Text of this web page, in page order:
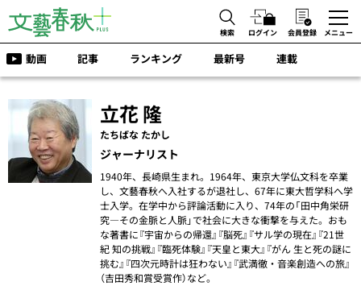
検索 ログイン 会員登録 メニュー
動画 記事 ランキング 最新号 連載
立花 隆
たちばな たかし
ジャーナリスト
1940年、長崎県生まれ。1964年、東京大学仏文科を卒業
し、文藝春秋へ入社するが退社し、67年に東大哲学科へ学
士入学。在学中から評論活動に入り、74年の「田中角栄研
究―その金脈と人脈」で社会に大きな衝撃を与えた。おも
な著書に『宇宙からの帰還』『脳死』『サル学の現在』『21世
紀 知の挑戦』『臨死体験』『天皇と東大』『がん 生と死の謎に
挑む』『四次元時計は狂わない』『武満徹・音楽創造への旅』
（吉田秀和賞受賞作）など。